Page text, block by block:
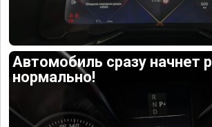
Автомобиль сразу начнет
нормально!